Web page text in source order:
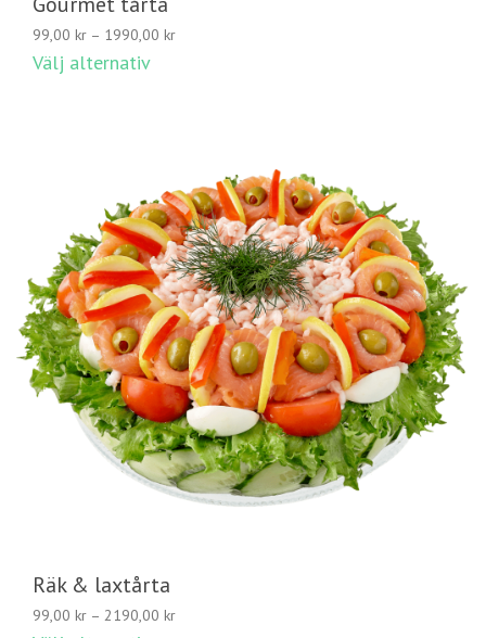
99,00 kr – 1990,00 krPrisintervall:
Välj alternativ
Räk & laxtårta
99,00 kr – 2190,00 krPrisintervall: